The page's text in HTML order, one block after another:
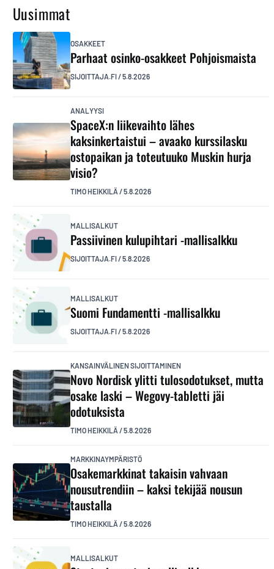
Uusimmat
OSAKKEET
Parhaat osinko-osakkeet Pohjoismaista
SIJOITTAJA.FI/5.8.2026
ANALYYSI
SpaceX:n liikevaihto lähes
kaksinkertaistui – avaako kurssilasku
ostopaikan ja toteutuuko Muskin hurja
visio?
TIMO HEIKKILÄ /5.8.2026
MALLISALKUT
Passiivinen kulupihtari -mallisalkku
SIJOITTAJA.FI/5.8.2026
MALLISALKUT
Suomi Fundamentti -mallisalkku
SIJOITTAJA.FI/5.8.2026
KANSAINVÄLINEN SIJOITTAMINEN
Novo Nordisk ylitti tulosodotukset, mutta
osake laski – Wegovy-tabletti jäi
odotuksista
TIMO HEIKKILÄ /5.8.2026
MARKKINAYMPÄRISTÖ
Osakemarkkinat takaisin vahvaan
nousutrendiin – kaksi tekijää nousun
taustalla
TIMO HEIKKILÄ /5.8.2026
MALLISALKUT